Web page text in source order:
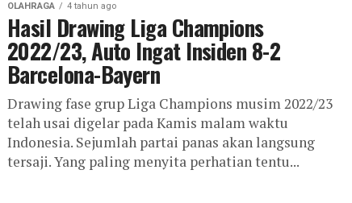
OLAHRAGA 4 tahun ago
Hasil Drawing Liga Champions
2022/23, Auto Ingat Insiden 8-2
Barcelona-Bayern
Drawing fase grup Liga Champions musim 2022/23
telah usai digelar pada Kamis malam waktu
Indonesia. Sejumlah partai panas akan langsung
tersaji. Yang paling menyita perhatian tentu...